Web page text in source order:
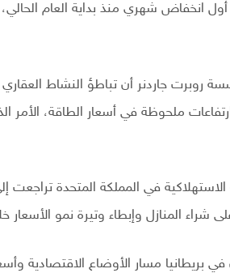
انخفاض شهري منذ بداية العام
روبرت جاردنر أن تباطؤ النشاط
ملحوظة في أسعار الطاقة، الأمر
المنازل وإبطاء وتيرة نمو الأسعار
بريطانيا مسار الأوضاع الاقتصادية